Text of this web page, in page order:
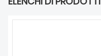
PRODOTTI